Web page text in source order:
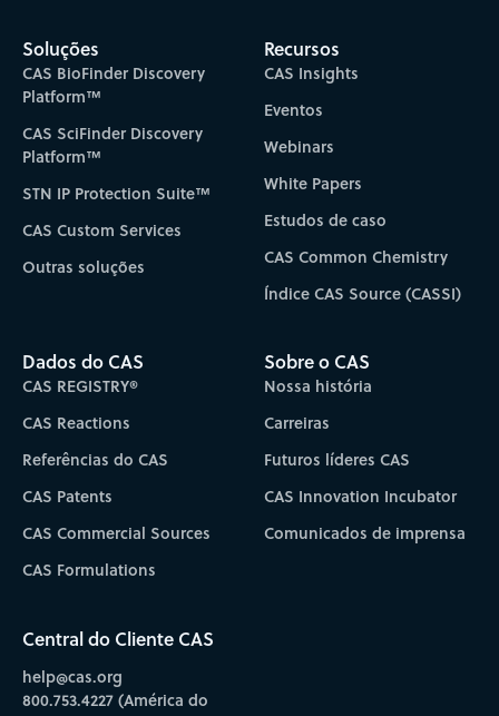
Soluções
CAS BioFinder Discovery
Platform™
CAS SciFinder Discovery
Platform™
STN IP Protection Suite™
CAS Custom Services
Outras soluções
Recursos
CAS Insights
Eventos
Webinars
White Papers
Estudos de caso
CAS Common Chemistry
Índice CAS Source (CASSI)
Dados do CAS
CAS REGISTRY®
CAS Reactions
Referências do CAS
CAS Patents
CAS Commercial Sources
CAS Formulations
Sobre o CAS
Nossa história
Carreiras
Futuros líderes CAS
CAS Innovation Incubator
Comunicados de imprensa
Central do Cliente CAS
help@cas.org
800.753.4227 (América do